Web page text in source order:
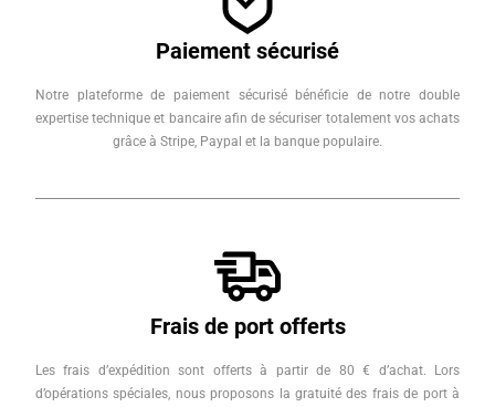
Paiement sécurisé
Notre plateforme de paiement sécurisé bénéficie de notre double
expertise technique et bancaire afin de sécuriser totalement vos achats
grâce à Stripe, Paypal et la banque populaire.
Frais de port offerts
Les frais d’expédition sont offerts à partir de 80 € d’achat. Lors
d’opérations spéciales, nous proposons la gratuité des frais de port à